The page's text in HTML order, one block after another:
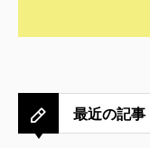
最近の記事